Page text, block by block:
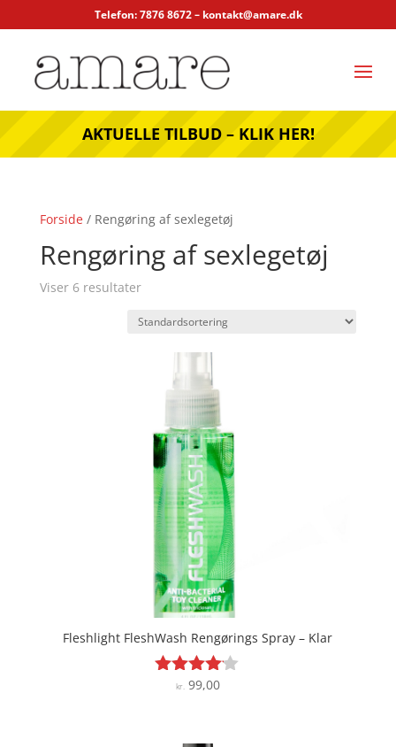
Telefon: 7876 8672 – kontakt@amare.dk
AKTUELLE TILBUD – KLIK HER!
Forside/ Rengøring af sexlegetøj
Rengøring af sexlegetøj
Viser 6 resultater
Fleshlight FleshWash Rengørings Spray – Klar
Vurderet
kr.99,00